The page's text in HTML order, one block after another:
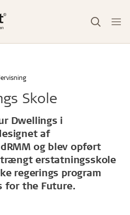
Skole
Dwellings i
af
og blev opført
erstatningsskole
regerings program
for the Future.